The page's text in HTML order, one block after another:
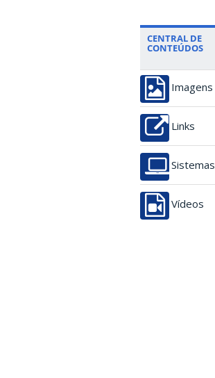
CENTRAL DE
CONTEÚDOS
Imagens
Links
Sistemas
Vídeos